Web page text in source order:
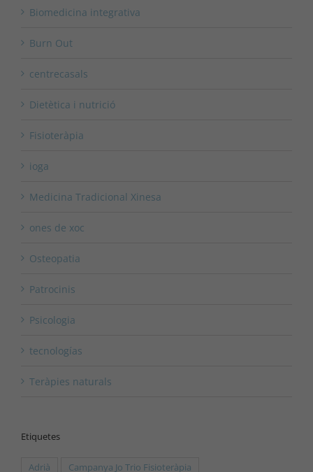
Biomedicina integrativa
Burn Out
centrecasals
Dietètica i nutrició
Fisioteràpia
ioga
Medicina Tradicional Xinesa
ones de xoc
Osteopatia
Patrocinis
Psicologia
tecnologías
Teràpies naturals
Etiquetes
Adrià Campanya Jo Trio Fisioteràpia